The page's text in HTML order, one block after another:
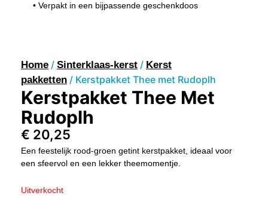
• Verpakt in een bijpassende geschenkdoos
Home / Sinterklaas-kerst / Kerst
pakketten / Kerstpakket Thee met Rudoplh
Kerstpakket Thee Met
Rudoplh
€ 20,25
Een feestelijk rood-groen getint kerstpakket, ideaal voor
een sfeervol en een lekker theemomentje.
Uitverkocht